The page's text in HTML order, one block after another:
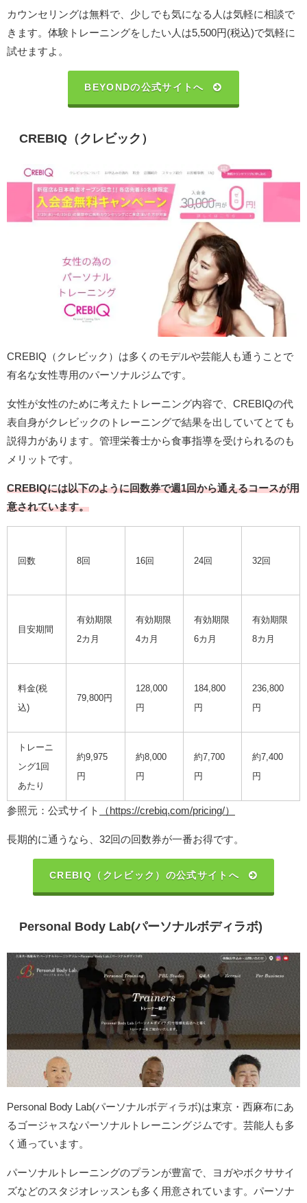
カウンセリングは無料で、少しでも気になる人は気軽に相談で
きます。体験トレーニングをしたい人は5,500円(税込)で気軽に
試せますよ。
BEYONDの公式サイトへ
CREBIQ（クレビック）
CREBIQ（クレビック）は多くのモデルや芸能人も通うことで
有名な女性専用のパーソナルジムです。
女性が女性のために考えたトレーニング内容で、CREBIQの代
表自身がクレビックのトレーニングで結果を出していてとても
説得力があります。管理栄養士から食事指導を受けられるのも
メリットです。
CREBIQには以下のように回数券で週1回から通えるコースが用
意されています。
回数 8回 16回 24回 32回
目安期間
有効期限
2カ月
有効期限
4カ月
有効期限
6カ月
有効期限
8カ月
料金(税
込)
79,800円
128,000
円
184,800
円
236,800
円
トレーニ
ング1回
あたり
約9,975
円
約8,000
円
約7,700
円
約7,400
円
参照元：公式サイト （https://crebiq.com/pricing/）
長期的に通うなら、32回の回数券が一番お得です。
CREBIQ（クレビック）の公式サイトへ
Personal Body Lab(パーソナルボディラボ)
Personal Body Lab(パーソナルボディラボ)は東京・西麻布にあ
るゴージャスなパーソナルトレーニングジムです。芸能人も多
く通っています。
パーソナルトレーニングのプランが豊富で、ヨガやボクササイ
ズなどのスタジオレッスンも多く用意されています。パーソナ